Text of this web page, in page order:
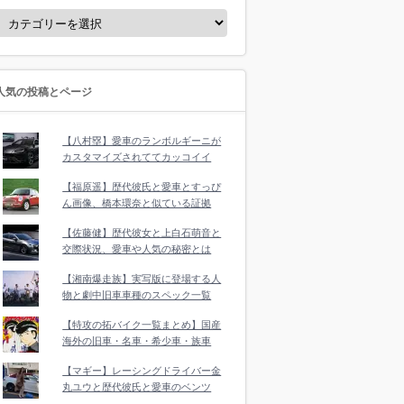
気の投稿とページ
【八村塁】愛車のランボルギーニが
カスタマイズされててカッコイイ
【福原遥】歴代彼氏と愛車とすっぴ
ん画像、橋本環奈と似ている証拠
【佐藤健】歴代彼女と上白石萌音と
交際状況、愛車や人気の秘密とは
【湘南爆走族】実写版に登場する人
物と劇中旧車車種のスペック一覧
【特攻の拓バイク一覧まとめ】国産
海外の旧車・名車・希少車・族車
【マギー】レーシングドライバー金
丸ユウと歴代彼氏と愛車のベンツ